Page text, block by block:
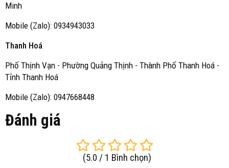
Minh
Mobile (Zalo): 0934943033
Thanh Hoá
Phố Thịnh Vạn - Phường Quảng Thịnh - Thành Phố Thanh Hoá -
Tỉnh Thanh Hoá
Mobile (Zalo): 0947668448
Đánh giá
(5.0 / 1 Bình chọn)